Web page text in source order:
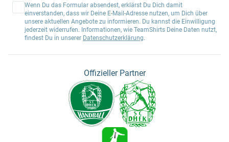
Wenn Du das Formular absendest, erklärst Du Dich damit
einverstanden, dass wir Deine E-Mail-Adresse nutzen, um Dich über
unsere aktuellen Angebote zu informieren. Du kannst die Einwilligung
jederzeit widerrufen. Informationen, wie TeamShirts Deine Daten nutzt,
findest Du in unserer Datenschutzerklärung.
Offizieller Partner